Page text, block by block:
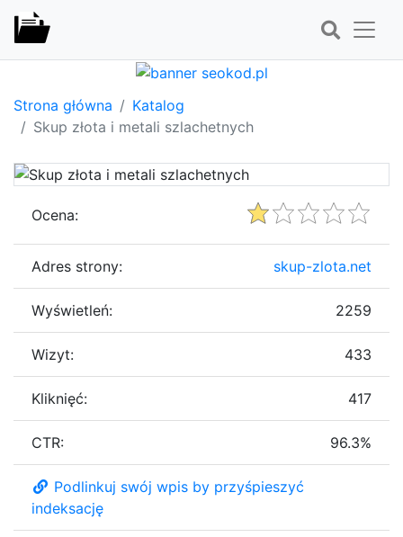
Strona główna
Katalog
Skup złota i metali szlachetnych
Ocena:
Adres strony: skup-zlota.net
Wyświetleń: 2259
Wizyt: 433
Kliknięć: 417
CTR: 96.3%
Podlinkuj swój wpis by przyśpieszyć
indeksację